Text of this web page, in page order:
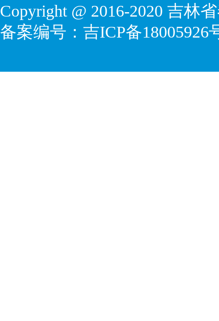
Copyright @ 2016-2020 吉林
备案编号： 吉ICP备18005926